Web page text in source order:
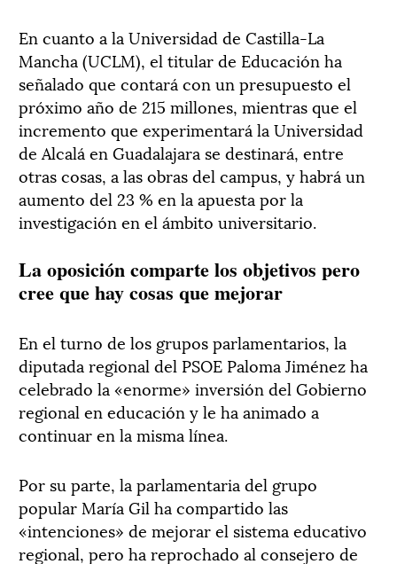
En cuanto a la Universidad de Castilla-La
Mancha (UCLM), el titular de Educación ha
señalado que contará con un presupuesto el
próximo año de 215 millones, mientras que el
incremento que experimentará la Universidad
de Alcalá en Guadalajara se destinará, entre
otras cosas, a las obras del campus, y habrá un
aumento del 23 % en la apuesta por la
investigación en el ámbito universitario.
La oposición comparte los objetivos pero
cree que hay cosas que mejorar
En el turno de los grupos parlamentarios, la
diputada regional del PSOE Paloma Jiménez ha
celebrado la «enorme» inversión del Gobierno
regional en educación y le ha animado a
continuar en la misma línea.
Por su parte, la parlamentaria del grupo
popular María Gil ha compartido las
«intenciones» de mejorar el sistema educativo
regional, pero ha reprochado al consejero de